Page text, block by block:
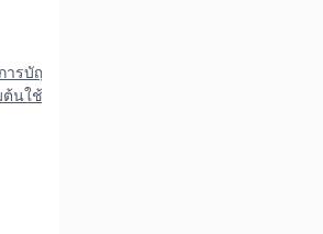
ารบัญชีย่อย
ต้นใช้งานบัญชีย่อย B2C API